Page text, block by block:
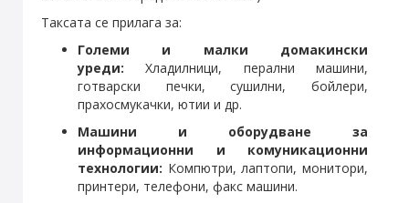
Таксата се прилага за:
Големи и малки домакински
уреди:Хладилници, перални машини,
готварски печки, сушилни, бойлери,
прахосмукачки, ютии и др.
Машини и оборудване за
информационни и комуникационни
технологии: Компютри, лаптопи, монитори,
принтери, телефони, факс машини.